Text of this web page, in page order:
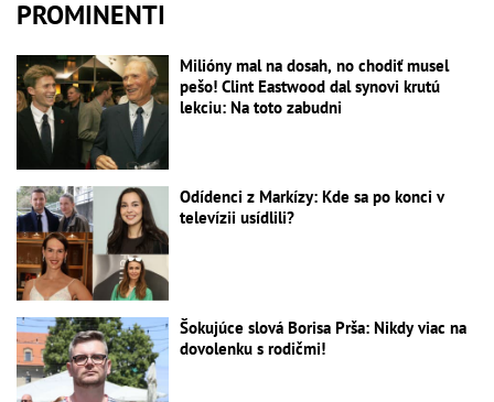
PROMINENTI
Milióny mal na dosah, no chodiť musel
pešo! Clint Eastwood dal synovi krutú
lekciu: Na toto zabudni
Odídenci z Markízy: Kde sa po konci v
televízii usídlili?
Šokujúce slová Borisa Prša: Nikdy viac na
dovolenku s rodičmi!